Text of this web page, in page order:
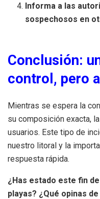
Informa a las
sospechosos en
Conclusión:
control, pero
Mientras se espera la
su composición exacta,
usuarios. Este tipo de
nuestro litoral y la
respuesta rápida.
¿Has estado este fin
playas? ¿Qué opinas